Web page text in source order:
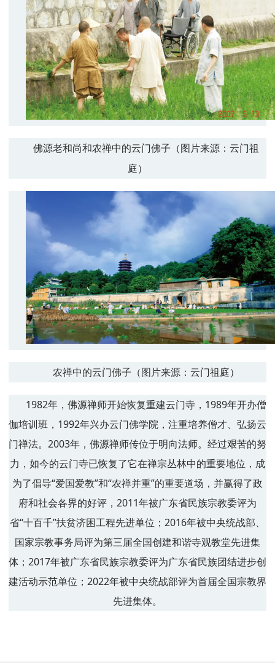
佛源老和尚和农禅中的云门佛子（图片来源：云门祖
庭）
农禅中的云门佛子（图片来源：云门祖庭）
1982年，佛源禅师开始恢复重建云门寺，1989年开办僧
伽培训班，1992年兴办云门佛学院，注重培养僧才、弘扬云
门禅法。2003年，佛源禅师传位于明向法师。经过艰苦的努
力，如今的云门寺已恢复了它在禅宗丛林中的重要地位，成
为了倡导“爱国爱教”和“农禅并重”的重要道场，并赢得了政
府和社会各界的好评，2011年被广东省民族宗教委评为
省“十百千”扶贫济困工程先进单位；2016年被中央统战部、
国家宗教事务局评为第三届全国创建和谐寺观教堂先进集
体；2017年被广东省民族宗教委评为广东省民族团结进步创
建活动示范单位；2022年被中央统战部评为首届全国宗教界
先进集体。